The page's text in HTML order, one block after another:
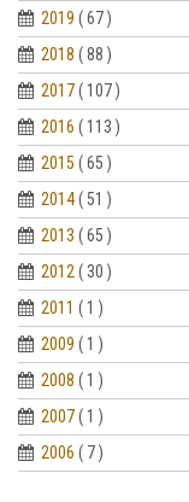
2019 ( 67 )
2018 ( 88 )
2017( 107 )
2016 ( 113 )
2015 ( 65 )
2014( 51 )
2013 ( 65 )
2012 ( 30 )
2011 ( 1 )
2009 ( 1 )
2008 ( 1 )
2007( 1 )
2006 ( 7 )